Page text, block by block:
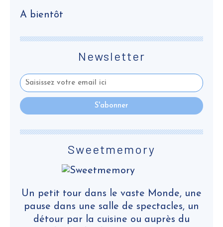
Newsletter
Sweetmemory
Un petit tour dans le vaste Monde, une
pause dans une salle de spectacles, un
détour par la cuisine ou auprès du
A bientôt